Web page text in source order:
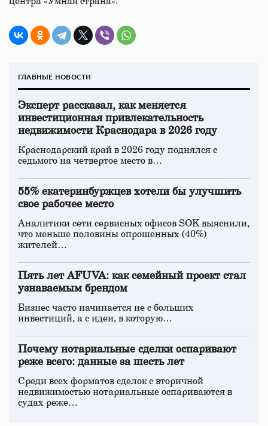
ГЛАВНЫЕ НОВОСТИ
Эксперт рассказал, как меняется
инвестиционная привлекательность
недвижимости Краснодара в 2026 году
Краснодарский край в 2026 году поднялся с
седьмого на четвертое место в…
55% екатеринбуржцев хотели бы улучшить
свое рабочее место
Аналитики сети сервисных офисов SOK выяснили,
что меньше половины опрошенных (40%)
жителей…
Пять лет AFUVA: как семейный проект стал
узнаваемым брендом
Бизнес часто начинается не с больших
инвестиций, а с идеи, в которую…
Почему нотариальные сделки оспаривают
реже всего: данные за шесть лет
Среди всех форматов сделок с вторичной
недвижимостью нотариальные оспариваются в
судах реже…